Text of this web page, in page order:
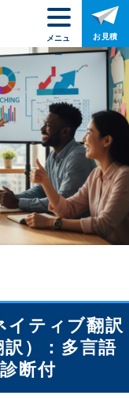
イティブ翻訳
）：多言語
断付
メニュ
ー
お見積